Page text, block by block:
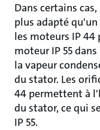
Dans certains
plus adapté qu'un
les moteurs IP
moteur IP 55
la vapeur
du stator. Les
44 permettent à
du stator, ce qui
IP 55.